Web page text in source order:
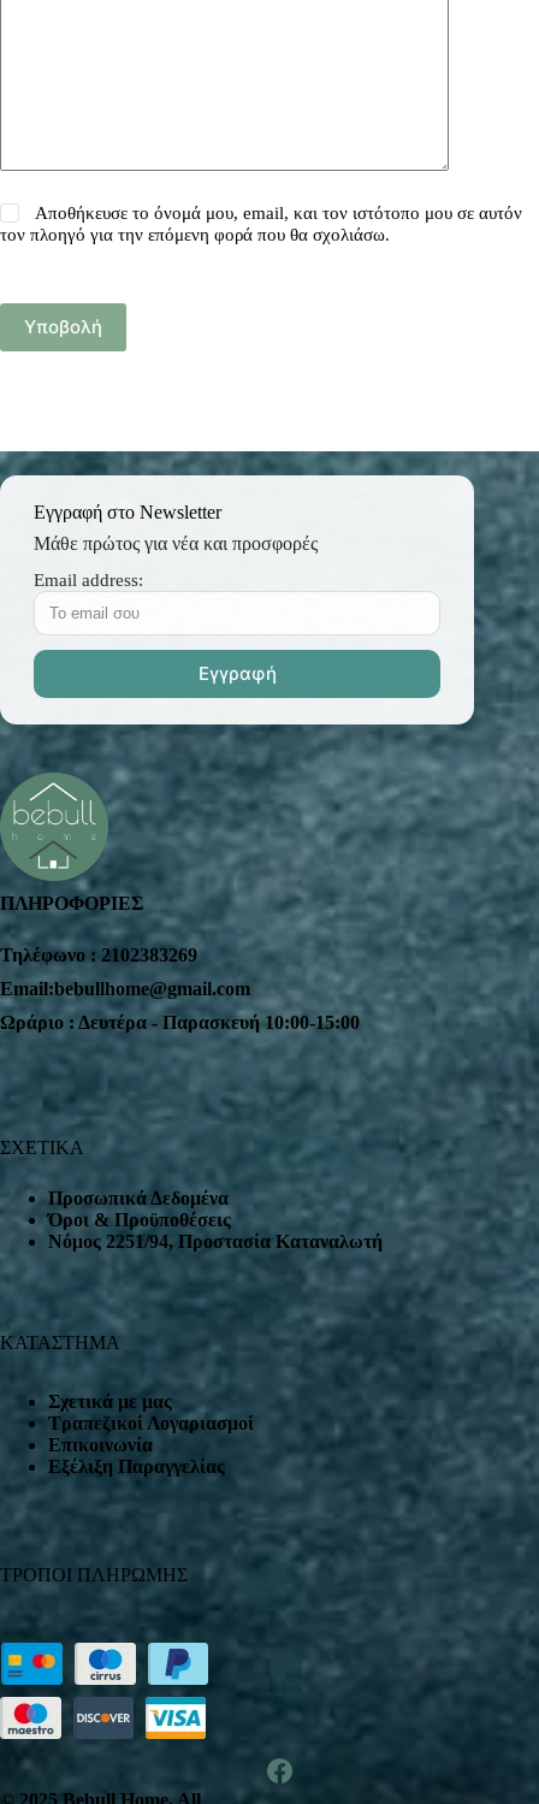
Αποθήκευσε το όνομά μου, email, και τον ιστότοπο μου σε αυτόν
τον πλοηγό για την επόμενη φορά που θα σχολιάσω.
Υποβολή
Εγγραφή στο Newsletter
Μάθε πρώτος για νέα και προσφορές
Email address:
ΠΛΗΡΟΦΟΡΙΕΣ
Τηλέφωνο : 2102383269
Email:bebullhome@gmail.com
Ωράριο : Δευτέρα - Παρασκευή 10:00-15:00
ΣΧΕΤΙΚΑ
Προσωπικά Δεδομένα
Όροι & Προϋποθέσεις
Nόμος 2251/94, Προστασία Καταναλωτή
ΚΑΤΑΣΤΗΜΑ
Σχετικά με μας
Τραπεζικοί Λογαριασμοί
Επικοινωνία
Εξέλιξη Παραγγελίας
ΤΡΟΠΟΙ ΠΛΗΡΩΜΗΣ
© 2025 Bebull Home. All